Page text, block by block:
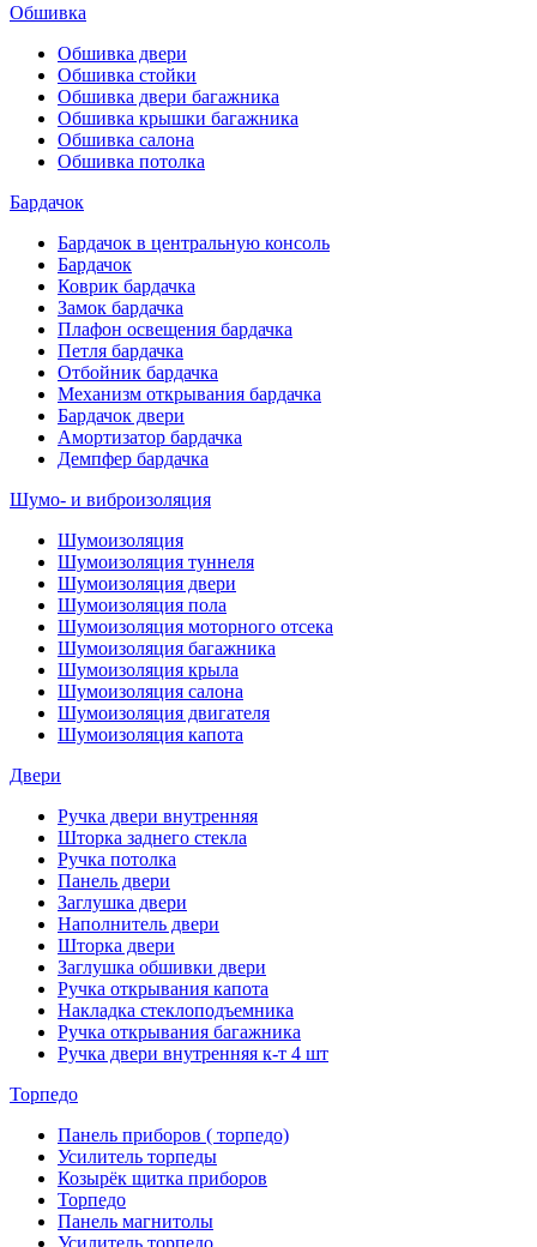
Обшивка
Обшивка двери
Обшивка стойки
Обшивка двери багажника
Обшивка крышки багажника
Обшивка салона
Обшивка потолка
Бардачок
Бардачок в центральную консоль
Бардачок
Коврик бардачка
Замок бардачка
Плафон освещения бардачка
Петля бардачка
Отбойник бардачка
Механизм открывания бардачка
Бардачок двери
Амортизатор бардачка
Демпфер бардачка
Шумо- и виброизоляция
Шумоизоляция
Шумоизоляция туннеля
Шумоизоляция двери
Шумоизоляция пола
Шумоизоляция моторного отсека
Шумоизоляция багажника
Шумоизоляция крыла
Шумоизоляция салона
Шумоизоляция двигателя
Шумоизоляция капота
Двери
Ручка двери внутренняя
Шторка заднего стекла
Ручка потолка
Панель двери
Заглушка двери
Наполнитель двери
Шторка двери
Заглушка обшивки двери
Ручка открывания капота
Накладка стеклоподъемника
Ручка открывания багажника
Ручка двери внутренняя к-т 4 шт
Торпедо
Панель приборов ( торпедо)
Усилитель торпеды
Козырёк щитка приборов
Торпедо
Панель магнитолы
Усилитель торпедо